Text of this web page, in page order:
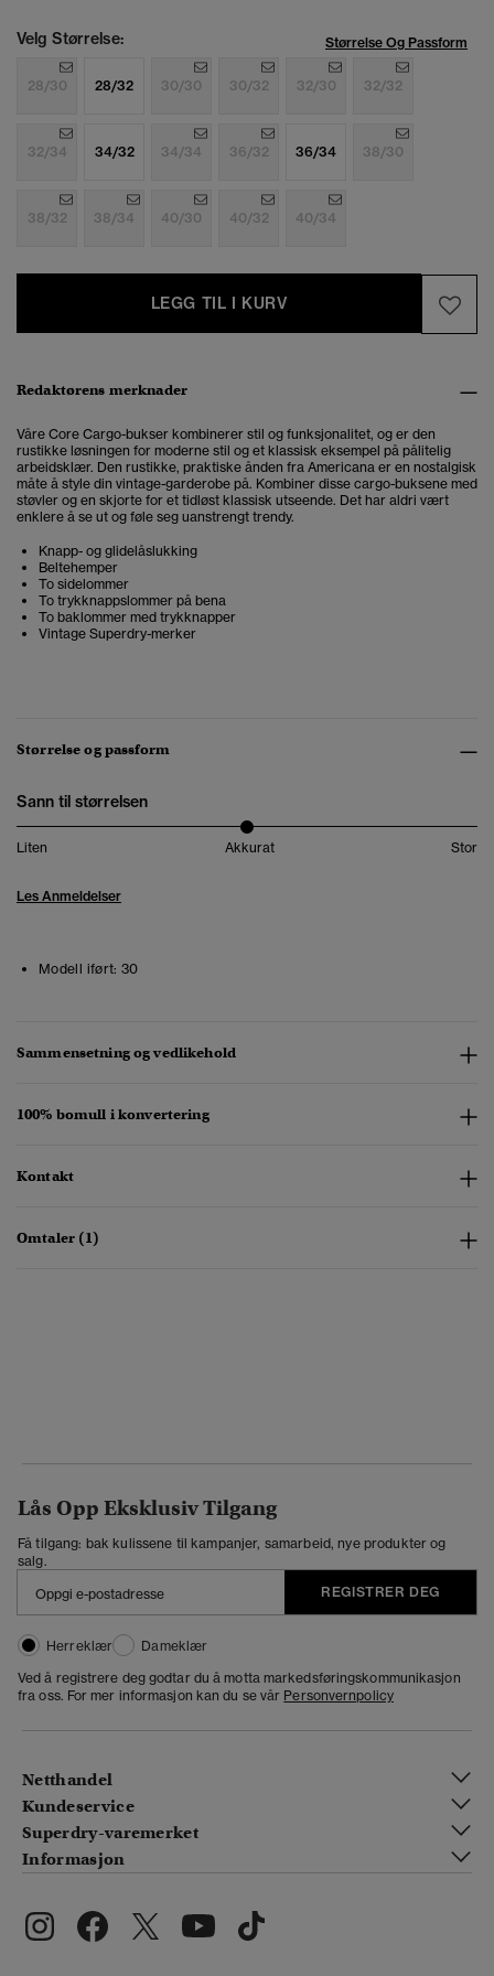
Velg Størrelse: Størrelse Og Passform
28/30 28/32 30/30 30/32 32/30 32/32
32/34 34/32 34/34 36/32 36/34 38/30
38/32 38/34 40/30 40/32 40/34
LEGG TIL I KURV
Redaktørens merknader
Våre Core Cargo-bukser kombinerer stil og funksjonalitet, og er den
rustikke løsningen for moderne stil og et klassisk eksempel på pålitelig
arbeidsklær. Den rustikke, praktiske ånden fra Americana er en nostalgisk
måte å style din vintage-garderobe på. Kombiner disse cargo-buksene med
støvler og en skjorte for et tidløst klassisk utseende. Det har aldri vært
enklere å se ut og føle seg uanstrengt trendy.
Knapp- og glidelåslukking
Beltehemper
To sidelommer
To trykknappslommer på bena
To baklommer med trykknapper
Vintage Superdry-merker
Størrelse og passform
Sann til størrelsen
Liten Akkurat Stor
Les Anmeldelser
Modell iført: 30
Sammensetning og vedlikehold
100% bomull i konvertering
Kontakt
Omtaler (1)
Lås Opp Eksklusiv Tilgang
Få tilgang: bak kulissene til kampanjer, samarbeid, nye produkter og
salg.
REGISTRER DEG
Herreklær
Dameklær
Ved å registrere deg godtar du å motta markedsføringskommunikasjon
fra oss. For mer informasjon kan du se vår Personvernpolicy
Netthandel
Kundeservice
Superdry-varemerket
Informasjon